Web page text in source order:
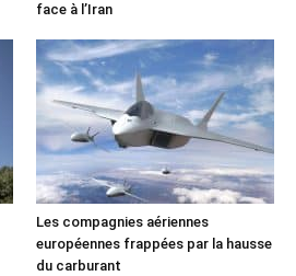
face à l’Iran
Les compagnies aériennes
européennes frappées par la hausse
du carburant